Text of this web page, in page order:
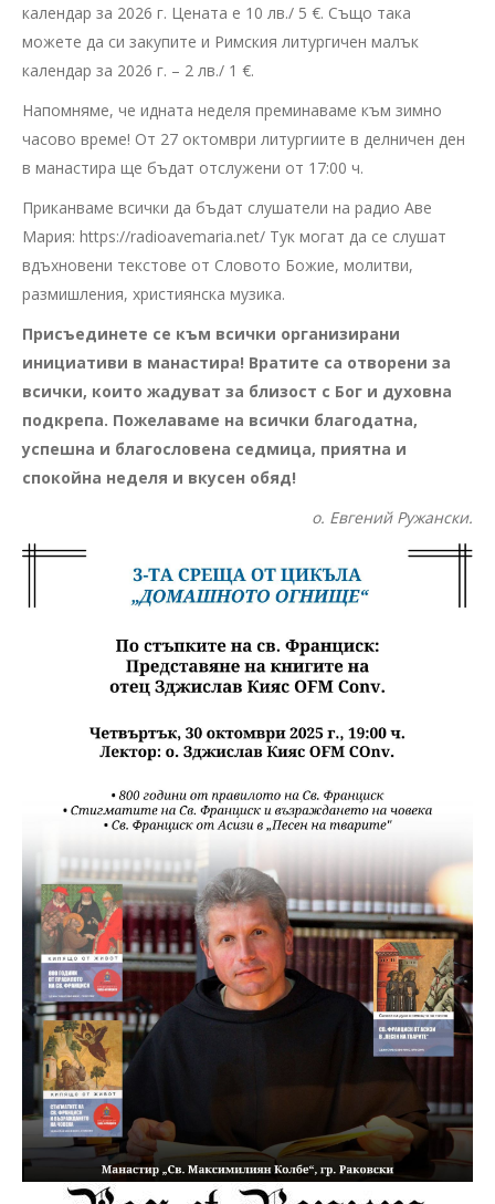
календар за 2026 г. Цената е 10 лв./ 5 €. Също така
можете да си закупите и Римския литургичен малък
календар за 2026 г. – 2 лв./ 1 €.
Напомняме, че идната неделя преминаваме към зимно
часово време! От 27 октомври литургиите в делничен ден
в манастира ще бъдат отслужени от 17:00 ч.
Приканваме всички да бъдат слушатели на радио Аве
Мария: https://radioavemaria.net/ Тук могат да се слушат
вдъхновени текстове от Словото Божие, молитви,
размишления, християнска музика.
Присъединете се към всички организирани
инициативи в манастира! Вратите са отворени за
всички, които жадуват за близост с Бог и духовна
подкрепа. Пожелаваме на всички благодатна,
успешна и благословена седмица, приятна и
спокойна неделя и вкусен обяд!
о. Евгений Ружански.